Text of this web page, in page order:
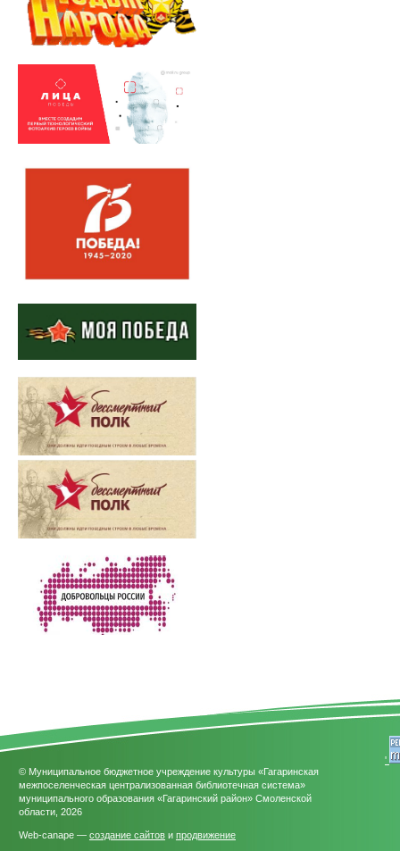
© Муниципальное бюджетное учреждение культуры «Гагаринская
межпоселенческая централизованная библиотечная система»
муниципального образования «Гагаринский район» Смоленской
области, 2026
Web-canape — создание сайтов и продвижение
'